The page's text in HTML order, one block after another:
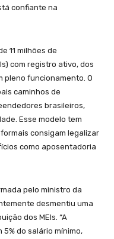
confiante na
11 milhões de
com registro ativo, dos
pleno funcionamento. O
caminhos de
brasileiros,
Esse modelo tem
consigam legalizar
como aposentadoria
pelo ministro da
desmentiu uma
dos MEIs. “A
do salário mínimo,